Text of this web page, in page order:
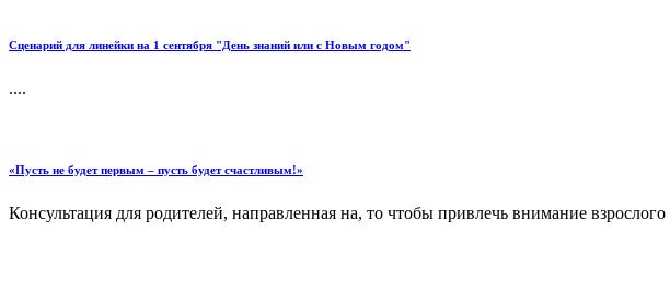
Сценарий для линейки на 1 сентября "День знаний или с Новым годом"
....
«Пусть не будет первым – пусть будет счастливым!»
Консультация для родителей, направленная на, то чтобы привлечь внимание